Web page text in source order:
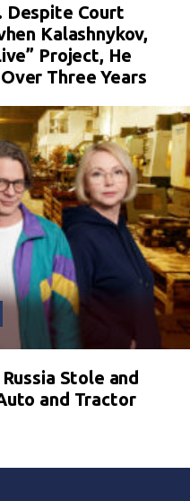
Despite Court
Kalashnykov,
Project, He
Three Years
Stole and
and Tractor